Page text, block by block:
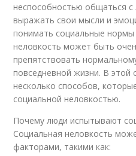
неспособностью общаться
выражать свои мысли и
понимать социальные
неловкость может быть
препятствовать
повседневной жизни. В этой
несколько способов,
социальной неловкостью.
Почему люди испытывают
Социальная неловкость
факторами, такими как: